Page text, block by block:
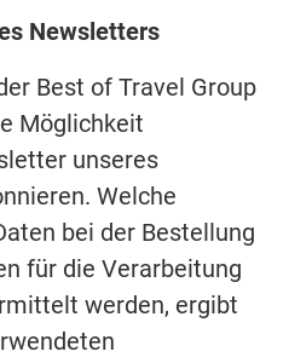
Newsletters
Best of Travel Group
Möglichkeit
unseres
Welche
bei der Bestellung
für die Verarbeitung
werden, ergibt